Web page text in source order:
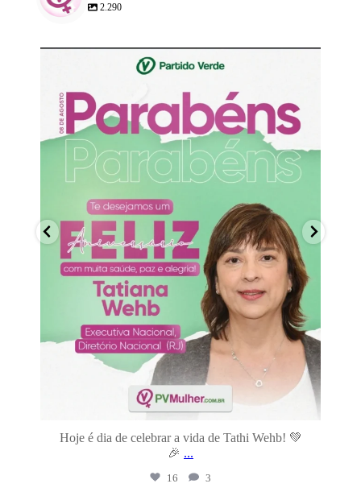
2.290
pvmulher
Ago 8
Hoje é dia de celebrar a vida de Tathi Wehb! 💚
🎉 ...
16 3